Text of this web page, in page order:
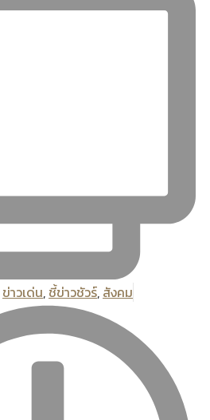
ข่าวเด่น, ชี้ข่าวชัวร์, สังคม